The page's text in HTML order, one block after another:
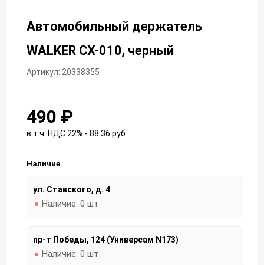
Автомобильный держатель
WALKER CX-010, черный
Артикул: 20338355
490 ₽
в т.ч. НДС 22% - 88.36 руб.
Наличие
ул. Ставского, д. 4
Наличие: 0 шт.
пр-т Победы, 124 (Универсам N173)
Наличие: 0 шт.